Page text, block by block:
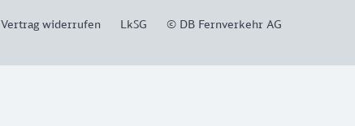
Vertrag widerrufen LkSG © DB Fernverkehr AG